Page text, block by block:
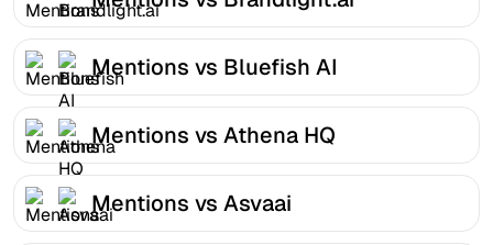
Mentions vs Bluefish AI
Mentions vs Athena HQ
Mentions vs Asvaai